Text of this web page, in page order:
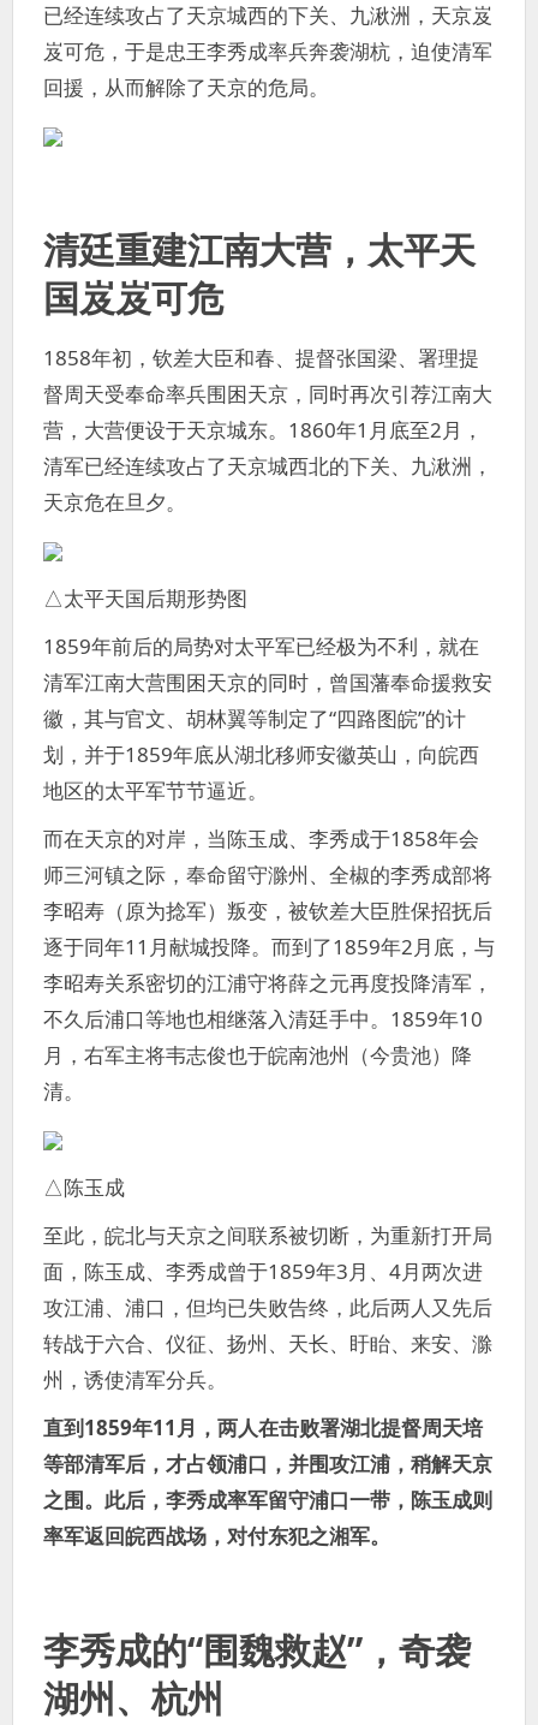
已经连续攻占了天京城西的下关、九湫洲，天京岌
岌可危，于是忠王李秀成率兵奔袭湖杭，迫使清军
回援，从而解除了天京的危局。
清廷重建江南大营，太平天
国岌岌可危
1858年初，钦差大臣和春、提督张国梁、署理提
督周天受奉命率兵围困天京，同时再次引荐江南大
营，大营便设于天京城东。1860年1月底至2月，
清军已经连续攻占了天京城西北的下关、九湫洲，
天京危在旦夕。
△太平天国后期形势图
1859年前后的局势对太平军已经极为不利，就在
清军江南大营围困天京的同时，曾国藩奉命援救安
徽，其与官文、胡林翼等制定了“四路图皖”的计
划，并于1859年底从湖北移师安徽英山，向皖西
地区的太平军节节逼近。
而在天京的对岸，当陈玉成、李秀成于1858年会
师三河镇之际，奉命留守滁州、全椒的李秀成部将
李昭寿（原为捻军）叛变，被钦差大臣胜保招抚后
逐于同年11月献城投降。而到了1859年2月底，与
李昭寿关系密切的江浦守将薛之元再度投降清军，
不久后浦口等地也相继落入清廷手中。1859年10
月，右军主将韦志俊也于皖南池州（今贵池）降
清。
△陈玉成
至此，皖北与天京之间联系被切断，为重新打开局
面，陈玉成、李秀成曾于1859年3月、4月两次进
攻江浦、浦口，但均已失败告终，此后两人又先后
转战于六合、仪征、扬州、天长、盱眙、来安、滁
州，诱使清军分兵。
直到1859年11月，两人在击败署湖北提督周天培
等部清军后，才占领浦口，并围攻江浦，稍解天京
之围。此后，李秀成率军留守浦口一带，陈玉成则
率军返回皖西战场，对付东犯之湘军。
李秀成的“围魏救赵”，奇袭
湖州、杭州